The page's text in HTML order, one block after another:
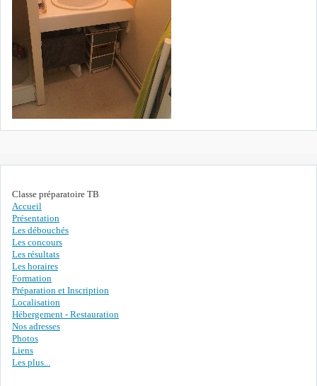
Classe préparatoire TB
Accueil
Présentation
Les débouchés
Les concours
Les résultats
Les horaires
Formation
Préparation et Inscription
Localisation
Hébergement - Restauration
Nos adresses
Photos
Liens
Les plus...